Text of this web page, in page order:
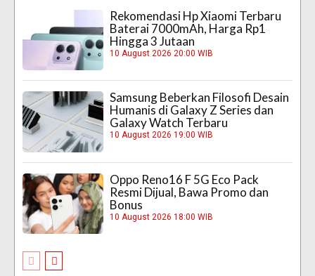
Rekomendasi Hp Xiaomi Terbaru
Baterai 7000mAh, Harga Rp1
Hingga 3 Jutaan
10 August 2026 20:00 WIB
Samsung Beberkan Filosofi Desain
Humanis di Galaxy Z Series dan
Galaxy Watch Terbaru
10 August 2026 19:00 WIB
Oppo Reno16 F 5G Eco Pack
Resmi Dijual, Bawa Promo dan
Bonus
10 August 2026 18:00 WIB